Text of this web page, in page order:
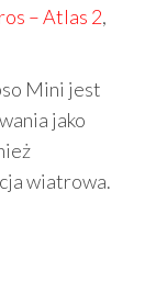
– Atlas 2,
Mini jest
jako
wiatrowa.